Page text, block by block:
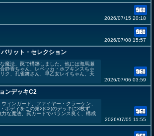
2026/07/15 20:18
2026/07/08 15:57
リット・セレクション
魔法、罠で構築しました。他には海馬瀬
静香ちゃん、レベッカ・ホプキンスちゃ
ク、孔雀舞さん、早乙女レイちゃん、天
2026/07/06 03:59
ンデッキC2
ィンガード、ファイヤー・クラーケン、
ボディをこの第2(C2)のデッキに3枚ず
な魔法、罠カードでバランス良く、構成
2026/07/05 11:55